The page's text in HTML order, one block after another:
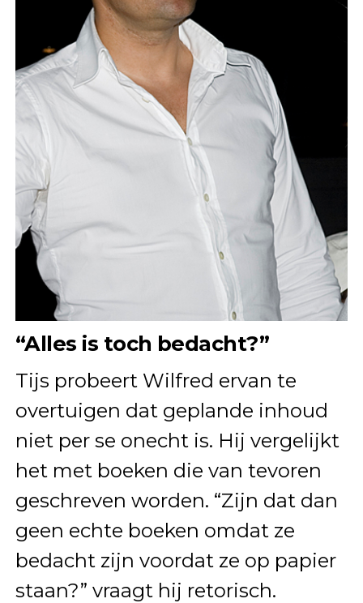
“Alles is toch bedacht?”
Tijs probeert Wilfred ervan te
overtuigen dat geplande inhoud
niet per se onecht is. Hij vergelijkt
het met boeken die van tevoren
geschreven worden. “Zijn dat dan
geen echte boeken omdat ze
bedacht zijn voordat ze op papier
staan?” vraagt hij retorisch.